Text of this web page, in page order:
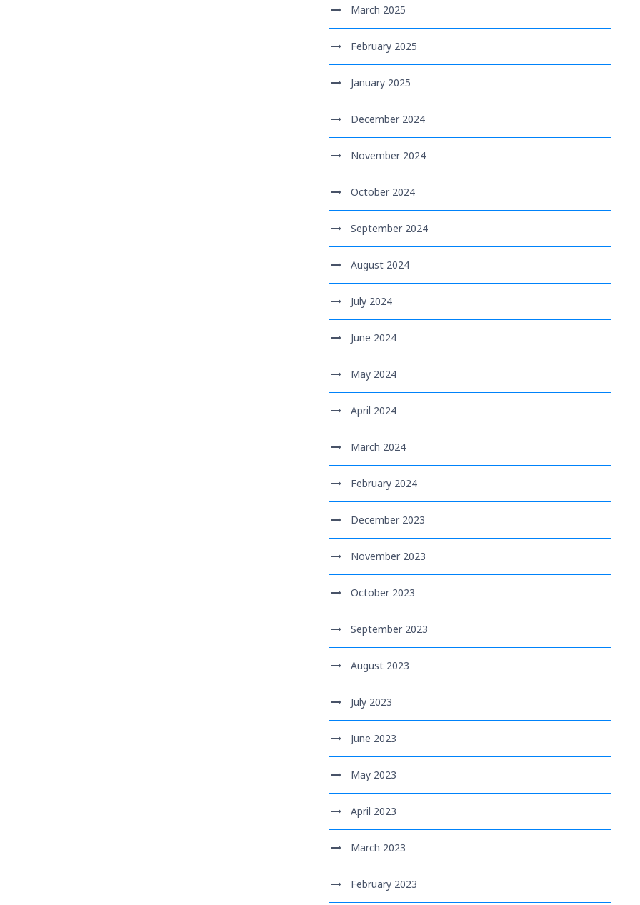
March 2025
February 2025
January 2025
December 2024
November 2024
October 2024
September 2024
August 2024
July 2024
June 2024
May 2024
April 2024
March 2024
February 2024
December 2023
November 2023
October 2023
September 2023
August 2023
July 2023
June 2023
May 2023
April 2023
March 2023
February 2023